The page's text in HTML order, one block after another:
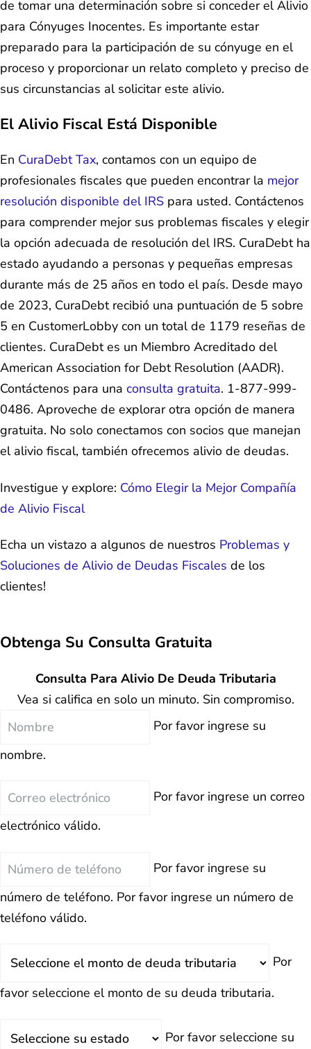
de tomar una determinación sobre si conceder el Alivio
para Cónyuges Inocentes. Es importante estar
preparado para la participación de su cónyuge en el
proceso y proporcionar un relato completo y preciso de
sus circunstancias al solicitar este alivio.
El Alivio Fiscal Está Disponible
En CuraDebt Tax, contamos con un equipo de
profesionales fiscales que pueden encontrar la mejor
resolución disponible del IRS para usted. Contáctenos
para comprender mejor sus problemas fiscales y elegir
la opción adecuada de resolución del IRS. CuraDebt ha
estado ayudando a personas y pequeñas empresas
durante más de 25 años en todo el país. Desde mayo
de 2023, CuraDebt recibió una puntuación de 5 sobre
5 en CustomerLobby con un total de 1179 reseñas de
clientes. CuraDebt es un Miembro Acreditado del
American Association for Debt Resolution (AADR).
Contáctenos para una consulta gratuita. 1-877-999-
0486. Aproveche de explorar otra opción de manera
gratuita. No solo conectamos con socios que manejan
el alivio fiscal, también ofrecemos alivio de deudas.
Investigue y explore: Cómo Elegir la Mejor Compañía
de Alivio Fiscal
Echa un vistazo a algunos de nuestros Problemas y
Soluciones de Alivio de Deudas Fiscales de los
clientes!
Obtenga Su Consulta Gratuita
Consulta Para Alivio De Deuda Tributaria
Vea si califica en solo un minuto. Sin compromiso.
Nombre
Por favor ingrese su
nombre.
Correo
Por favor ingrese un correo
electrónico válido.
Teléfono
Por favor ingrese su
número de teléfono. Por favor ingrese un número de
teléfono válido.
Por
favor seleccione el monto de su deuda tributaria.
Por favor seleccione su